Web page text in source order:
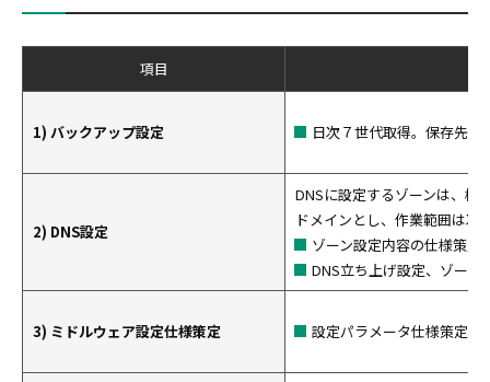
項目
1) バックアップ設定 日次７世代取得。保存先
2) DNS設定
DNSに設定するゾーンは、構
ドメインとし、作業範囲は次
ゾーン設定内容の仕様策定
DNS立ち上げ設定、ゾーン
3) ミドルウェア設定仕様策定 設定パラメータ仕様策定